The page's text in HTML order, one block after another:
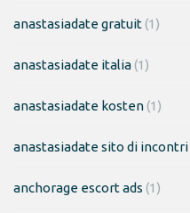
anastasiadate gratuit(1)
anastasiadate italia(1)
anastasiadate kosten(1)
anastasiadate sito di incontri
anchorage escort ads (1)